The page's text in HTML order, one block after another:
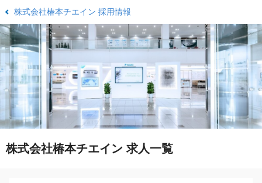
株式会社椿本チエイン 採用情報
株式会社椿本チエイン 求人一覧